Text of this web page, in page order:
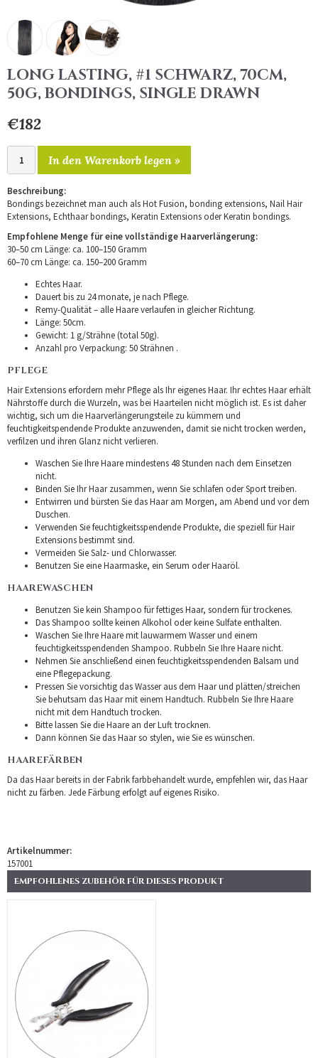
LONG LASTING, #1 SCHWARZ, 70CM,
50G, BONDINGS, SINGLE DRAWN
€182
In den Warenkorb legen »
Beschreibung:
Bondings bezeichnet man auch als Hot Fusion, bonding extensions, Nail Hair
Extensions, Echthaar bondings, Keratin Extensions oder Keratin bondings.
Empfohlene Menge für eine vollständige Haarverlängerung:
30–50 cm Länge: ca. 100–150 Gramm
60–70 cm Länge: ca. 150–200 Gramm
Echtes Haar.
Dauert bis zu 24 monate, je nach Pflege.
Remy-Qualität – alle Haare verlaufen in gleicher Richtung.
Länge: 50cm.
Gewicht: 1 g/Strähne (total 50g).
Anzahl pro Verpackung: 50 Strähnen .
PFLEGE
Hair Extensions erfordern mehr Pflege als Ihr eigenes Haar. Ihr echtes Haar erhält
Nährstoffe durch die Wurzeln, was bei Haarteilen nicht möglich ist. Es ist daher
wichtig, sich um die Haarverlängerungsteile zu kümmern und
feuchtigkeitspendende Produkte anzuwenden, damit sie nicht trocken werden,
verfilzen und ihren Glanz nicht verlieren.
Waschen Sie Ihre Haare mindestens 48 Stunden nach dem Einsetzen
nicht.
Binden Sie Ihr Haar zusammen, wenn Sie schlafen oder Sport treiben.
Entwirren und bürsten Sie das Haar am Morgen, am Abend und vor dem
Duschen.
Verwenden Sie feuchtigkeitsspendende Produkte, die speziell für Hair
Extensions bestimmt sind.
Vermeiden Sie Salz- und Chlorwasser.
Benutzen Sie eine Haarmaske, ein Serum oder Haaröl.
HAAREWASCHEN
Benutzen Sie kein Shampoo für fettiges Haar, sondern für trockenes.
Das Shampoo sollte keinen Alkohol oder keine Sulfate enthalten.
Waschen Sie Ihre Haare mit lauwarmem Wasser und einem
feuchtigkeitsspendenden Shampoo. Rubbeln Sie Ihre Haare nicht.
Nehmen Sie anschließend einen feuchtigkeitsspendenden Balsam und
eine Pflegepackung.
Pressen Sie vorsichtig das Wasser aus dem Haar und plätten/streichen
Sie behutsam das Haar mit einem Handtuch. Rubbeln Sie Ihre Haare
nicht mit dem Handtuch trocken.
Bitte lassen Sie die Haare an der Luft trocknen.
Dann können Sie das Haar so stylen, wie Sie es wünschen.
HAAREFÄRBEN
Da das Haar bereits in der Fabrik farbbehandelt wurde, empfehlen wir, das Haar
nicht zu färben. Jede Färbung erfolgt auf eigenes Risiko.
Artikelnummer:
157001
EMPFOHLENES ZUBEHÖR FÜR DIESES PRODUKT